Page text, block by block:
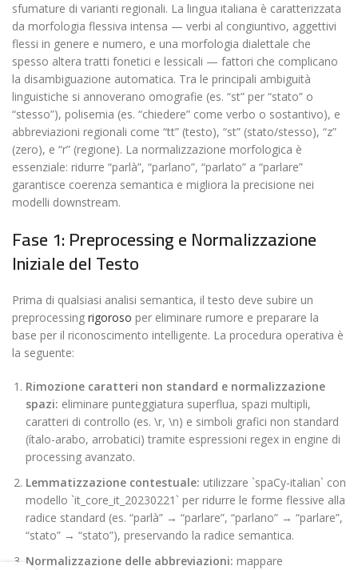
sfumature di varianti regionali. La lingua italiana è caratterizzata
da morfologia flessiva intensa — verbi al congiuntivo, aggettivi
flessi in genere e numero, e una morfologia dialettale che
spesso altera tratti fonetici e lessicali — fattori che complicano
la disambiguazione automatica. Tra le principali ambiguità
linguistiche si annoverano omografie (es. “st” per “stato” o
“stesso”), polisemia (es. “chiedere” come verbo o sostantivo), e
abbreviazioni regionali come “tt” (testo), “st” (stato/stesso), “z”
(zero), e “r” (regione). La normalizzazione morfologica è
essenziale: ridurre “parlà”, “parlano”, “parlato” a “parlare”
garantisce coerenza semantica e migliora la precisione nei
modelli downstream.
Fase 1: Preprocessing e Normalizzazione
Iniziale del Testo
Prima di qualsiasi analisi semantica, il testo deve subire un
preprocessing rigoroso per eliminare rumore e preparare la
base per il riconoscimento intelligente. La procedura operativa è
la seguente:
Rimozione caratteri non standard e normalizzazione
spazi: eliminare punteggiatura superflua, spazi multipli,
caratteri di controllo (es. \r, \n) e simboli grafici non standard
(ítalo-arabo, arrobatici) tramite espressioni regex in engine di
processing avanzato.
Lemmatizzazione contestuale: utilizzare `spaCy-italian` con
modello `it_core_it_20230221` per ridurre le forme flessive alla
radice standard (es. “parlà” → “parlare”, “parlano” → “parlare”,
“stato” → “stato”), preservando la radice semantica.
Normalizzazione delle abbreviazioni: mappare